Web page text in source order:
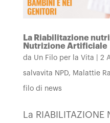
La Riabilitazione
Nutrizione Artificiale
da Un Filo per la Vita 2
salvavita NPD, Malattie
filo di news
La RIABILITAZIONE